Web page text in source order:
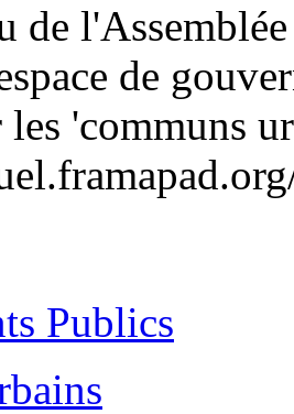
de
de
les 'communs
Publics